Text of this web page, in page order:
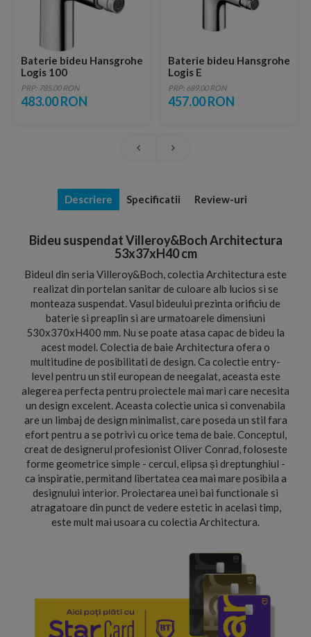
Baterie bideu Hansgrohe
Logis 100
PRP: 785.00 RON
483.00 RON
Baterie bideu Hansgrohe
Logis E
PRP: 689.00 RON
457.00 RON
Descriere Specificatii Review-uri
Bideu suspendat Villeroy&Boch Architectura
53x37xH40 cm
Bideul din seria Villeroy&Boch, colectia Architectura este
realizat din portelan sanitar de culoare alb lucios si se
monteaza suspendat. Vasul bideului prezinta orificiu de
baterie si preaplin si are urmatoarele dimensiuni
530x370xH400 mm. Nu se poate atasa capac de bideu la
acest model. Colectia de baie Architectura ofera o
multitudine de posibilitati de design. Ca colectie entry-
level pentru un stil european de neegalat, aceasta este
alegerea perfecta pentru proiectele mai mari care necesita
un design excelent. Aceasta colectie unica si convenabila
are un limbaj de design minimalist, care poseda un stil fara
efort pentru a se potrivi cu orice tema de baie. Conceptul,
creat de designerul profesionist Oliver Conrad, foloseste
forme geometrice simple - cercul, elipsa și dreptunghiul -
ca inspiratie, permitand libertatea cea mai mare posibila a
designului interior. Proiectarea unei bai functionale si
atragatoare din punct de vedere estetic in acelasi timp,
este mult mai usoara cu colectia Architectura.